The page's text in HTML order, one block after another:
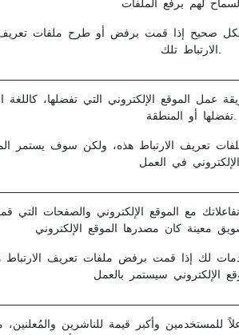
بشكل صحيح إذا قمت برفض أو طرح ملفات
الموقع الإلكتروني التي تفضلها، كاللغة
تفضلها أو المنطقة.
تعريف الارتباط هذه، ولكن سوف يستمر
مع الموقع الإلكتروني والصفحات التي
لك إذا قمت برفض ملفات تعريف الارتباط
للمستخدمين وأكبر قيمة للناشرين والمُعلنين،